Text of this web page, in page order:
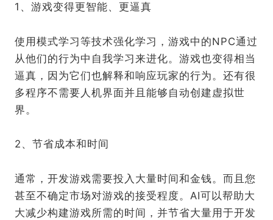
1、游戏变得更智能、更逼真
使用模式学习等技术强化学习，游戏中的NPC通过
从他们的行为中自我学习来进化。游戏也变得相当
逼真，因为它们也解释和响应玩家的行为。还有很
多程序不需要人机界面并且能够自动创建虚拟世
界。
2、节省成本和时间
通常，开发游戏需要投入大量时间和金钱。而且您
甚至不确定市场对游戏的接受程度。AI可以帮助大
大减少构建游戏所需的时间，并节省大量用于开发